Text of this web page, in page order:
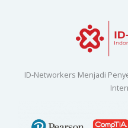
ID-Networkers Menjadi